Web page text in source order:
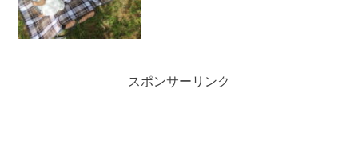
スポンサーリンク